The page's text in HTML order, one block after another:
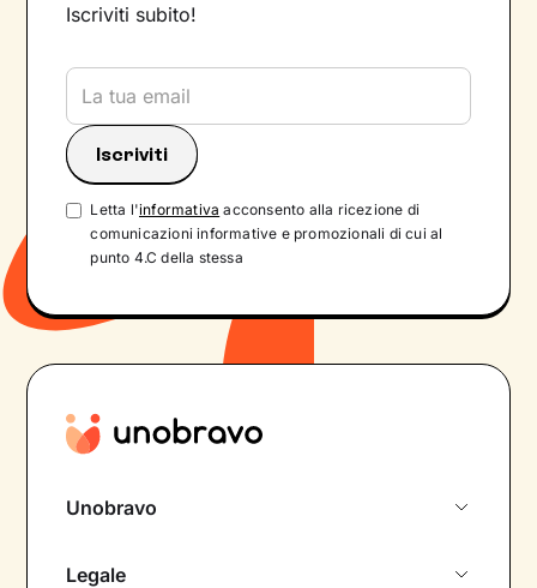
Iscriviti subito!
Letta l'informativa acconsento alla ricezione di
comunicazioni informative e promozionali di cui al
punto 4.C della stessa
Unobravo
Legale